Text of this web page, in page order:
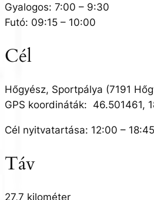
Gyalogos: 7:00 – 9:30
Futó: 09:15 – 10:00
Cél
Hőgyész, Sportpálya (7191
GPS koordináták: 46.501461,
Cél nyitvatartása: 12:00 – 18:45
Táv
27,7 kilométer